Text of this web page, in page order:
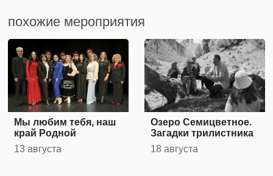
похожие мероприятия
Мы любим тебя, наш
край Родной
13 августа
Озеро Семицветное.
Загадки трилистника
18 августа